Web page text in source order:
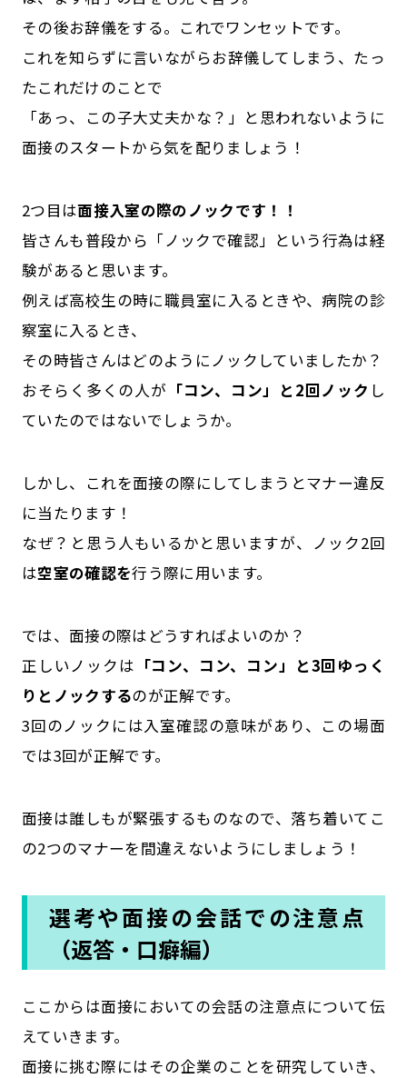
その後お辞儀をする。これでワンセットです。
これを知らずに言いながらお辞儀してしまう、たっ
たこれだけのことで
「あっ、この子大丈夫かな？」と思われないように
面接のスタートから気を配りましょう！
2つ目は面接入室の際のノックです！！
皆さんも普段から「ノックで確認」という行為は経
験があると思います。
例えば高校生の時に職員室に入るときや、病院の診
察室に入るとき、
その時皆さんはどのようにノックしていましたか？
おそらく多くの人が 「コン、コン」と2回ノック し
ていたのではないでしょうか。
しかし、これを面接の際にしてしまうとマナー違反
に当たります！
なぜ？と思う人もいるかと思いますが、ノック2回
は空室の確認を行う際に用います。
では、面接の際はどうすればよいのか？
正しいノックは 「コン、コン、コン」と3回ゆっく
りとノックするのが正解です。
3回のノックには入室確認の意味があり、この場面
では3回が正解です。
面接は誰しもが緊張するものなので、落ち着いてこ
の2つのマナーを間違えないようにしましょう！
選考や面接の会話での注意点
（返答・口癖編）
ここからは面接においての会話の注意点について伝
えていきます。
面接に挑む際にはその企業のことを研究していき、